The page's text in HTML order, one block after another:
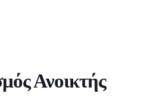
Ανοικτής